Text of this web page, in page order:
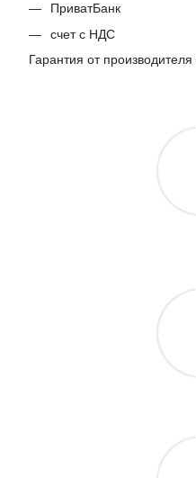
ПриватБанк
счет с НДС
Гарантия от